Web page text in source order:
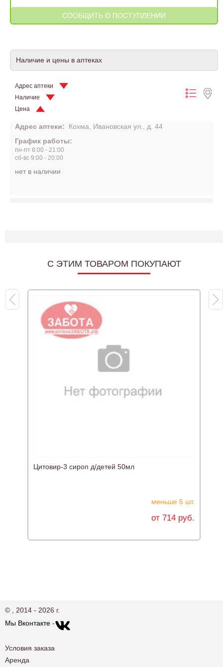
Наличие и цены в аптеках
Адрес аптеки
Наличие
Цена
Адрес аптеки:
Кохма, Ивановская ул., д. 44
График работы:
пн-пт 8:00 - 21:00
сб-вс 9:00 - 20:00
нет в наличии
C ЭТИМ ТОВАРОМ ПОКУПАЮТ
Цитовир-3 сироп д/детей 50мл
меньше 5 шт.
от 714 руб.
© , 2014 - 2026 г.
Мы Вконтакте -
Условия заказа
Аренда